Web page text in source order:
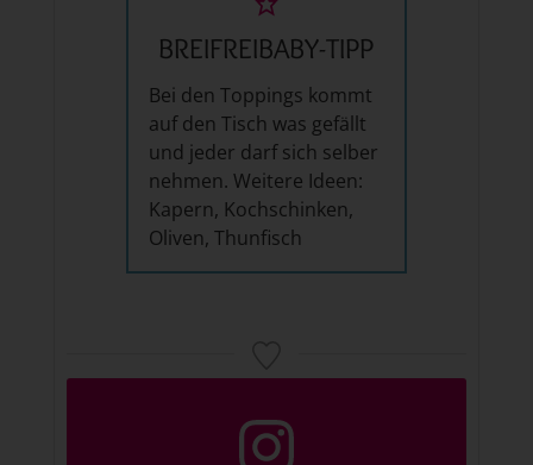
BREIFREIBABY-TIPP
Bei den Toppings kommt
auf den Tisch was gefällt
und jeder darf sich selber
nehmen. Weitere Ideen:
Kapern, Kochschinken,
Oliven, Thunfisch